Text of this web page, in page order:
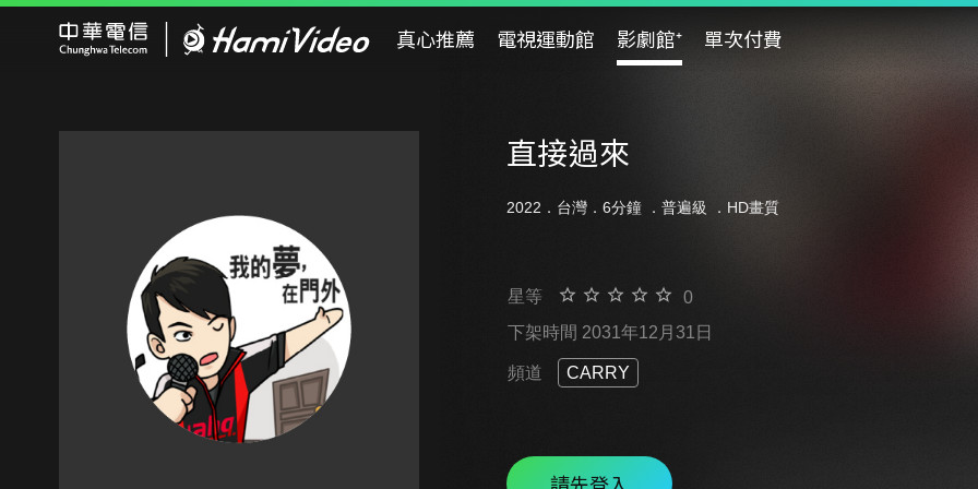
真心推薦 電視運動館 影劇館⁺ 單次付費
直接過來
2022．台灣．6分鐘 ． 普遍級 ．HD畫質
星等
0
下架時間 2031年12月31日
頻道 CARRY